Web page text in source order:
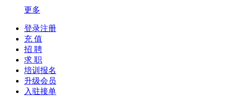
更多
登录注册
充 值
招 聘
求 职
培训报名
升级会员
入驻接单